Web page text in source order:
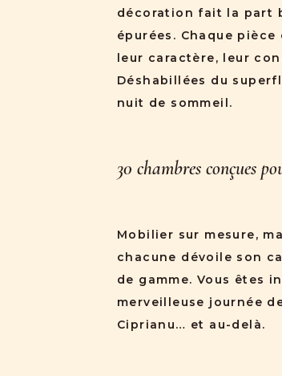
décoration fait la part
épurées. Chaque
leur caractère, leur
Déshabillées du
nuit de sommeil.
30 chambres conçues
Mobilier sur mesure,
chacune dévoile son
de gamme. Vous êtes
merveilleuse journée
Ciprianu… et au-delà.